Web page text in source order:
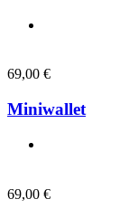
69,00 €
Miniwallet
69,00 €